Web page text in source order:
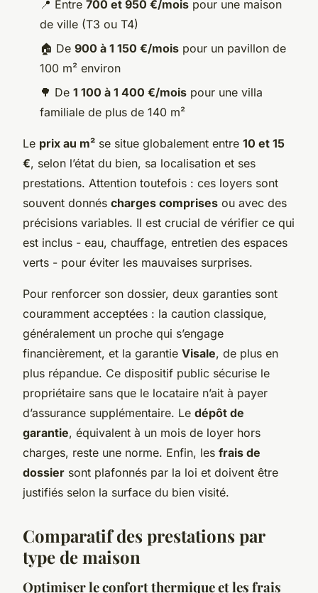
📍 Entre 700 et 950 €/mois pour une maison
de ville (T3 ou T4)
🏠 De 900 à 1 150 €/mois pour un pavillon de
100 m² environ
🌳 De 1 100 à 1 400 €/mois pour une villa
familiale de plus de 140 m²
Le prix au m² se situe globalement entre 10 et 15
€, selon l’état du bien, sa localisation et ses
prestations. Attention toutefois : ces loyers sont
souvent donnés charges comprises ou avec des
précisions variables. Il est crucial de vérifier ce qui
est inclus - eau, chauffage, entretien des espaces
verts - pour éviter les mauvaises surprises.
Pour renforcer son dossier, deux garanties sont
couramment acceptées : la caution classique,
généralement un proche qui s’engage
financièrement, et la garantie Visale, de plus en
plus répandue. Ce dispositif public sécurise le
propriétaire sans que le locataire n’ait à payer
d’assurance supplémentaire. Le dépôt de
garantie, équivalent à un mois de loyer hors
charges, reste une norme. Enfin, les frais de
dossier sont plafonnés par la loi et doivent être
justifiés selon la surface du bien visité.
Comparatif des prestations par
type de maison
Optimiser le confort thermique et les frais